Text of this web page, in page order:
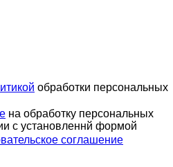
обработки персональных
на обработку персональных
с установленнй формой
соглашение